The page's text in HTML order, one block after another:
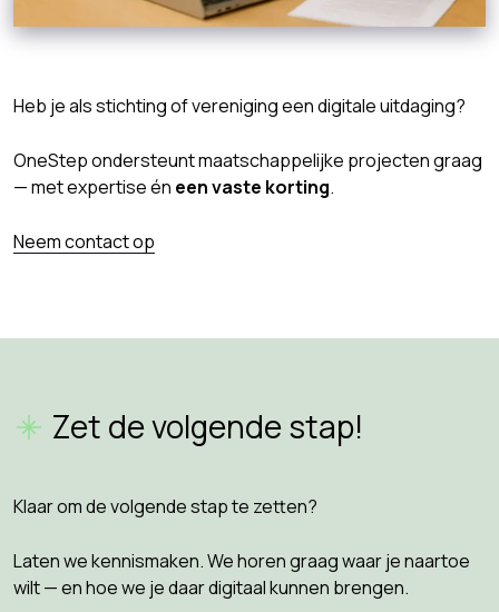
Heb je als stichting of vereniging een digitale uitdaging?
OneStep ondersteunt maatschappelijke projecten graag
— met expertise én een vaste korting.
Neem contact op
Zet de volgende stap!
Klaar om de volgende stap te zetten?
Laten we kennismaken. We horen graag waar je naartoe
wilt — en hoe we je daar digitaal kunnen brengen.